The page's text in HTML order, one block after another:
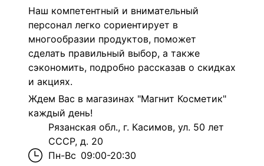
Наш компетентный и внимательный
персонал легко сориентирует в
многообразии продуктов, поможет
сделать правильный выбор, а также
сэкономить, подробно рассказав о скидках
и акциях.
Ждем Вас в магазинах "Магнит Косметик"
каждый день!
Рязанская обл., г. Касимов, ул. 50 лет
СССР, д. 20
Пн-Вс 09:00-20:30